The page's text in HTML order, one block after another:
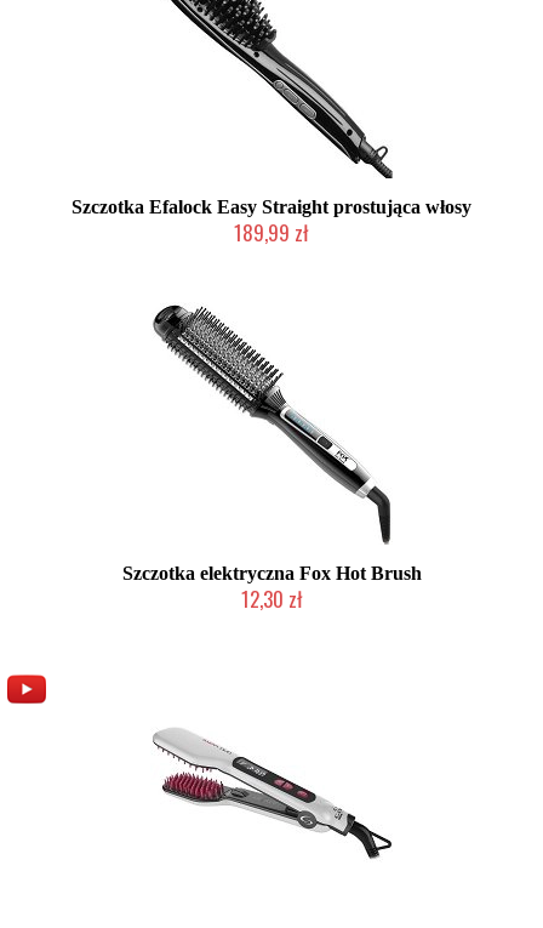
Szczotka Efalock Easy Straight prostująca włosy
189,99 zł
Szczotka elektryczna Fox Hot Brush
12,30 zł